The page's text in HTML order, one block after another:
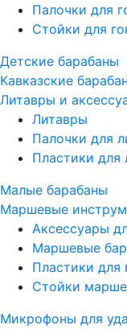
Палочки для
Стойки для
Детские барабаны
Кавказские
Литавры и
Литавры
Палочки для
Пластики для
Малые барабаны
Маршевые
Аксессуары
Маршевые
Пластики для
Стойки
Микрофоны для